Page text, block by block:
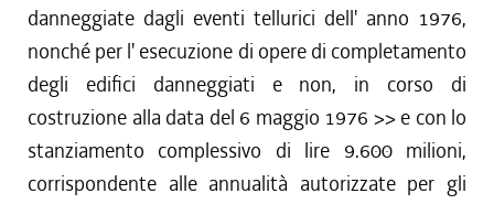
danneggiate dagli eventi tellurici dell' anno 1976,
nonché per l' esecuzione di opere di completamento
degli edifici danneggiati e non, in corso di
costruzione alla data del 6 maggio 1976 >> e con lo
stanziamento complessivo di lire 9.600 milioni,
corrispondente alle annualità autorizzate per gli